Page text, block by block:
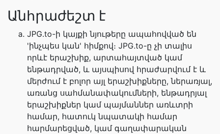
Անհրաժեշտ է
JPG.to-ի կայքի նյութերը ապահովված են
'ինչպես կան' հիմքով։ JPG.to-ը չի տալիս
որևէ երաշխիք, արտահայտված կամ
ենթադրված, և այսպիսով հրաժարվում է և
մերժում է բոլոր այլ երաշխիքները, ներառյալ,
առանց սահմանափակումների, ենթադրյալ
երաշխիքներ կամ պայմաններ առևտրի
համար, հատուկ նպատակի համար
հարմարեցված, կամ գաղափարական